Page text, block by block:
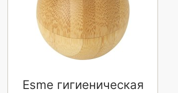
Esme гигиеническая